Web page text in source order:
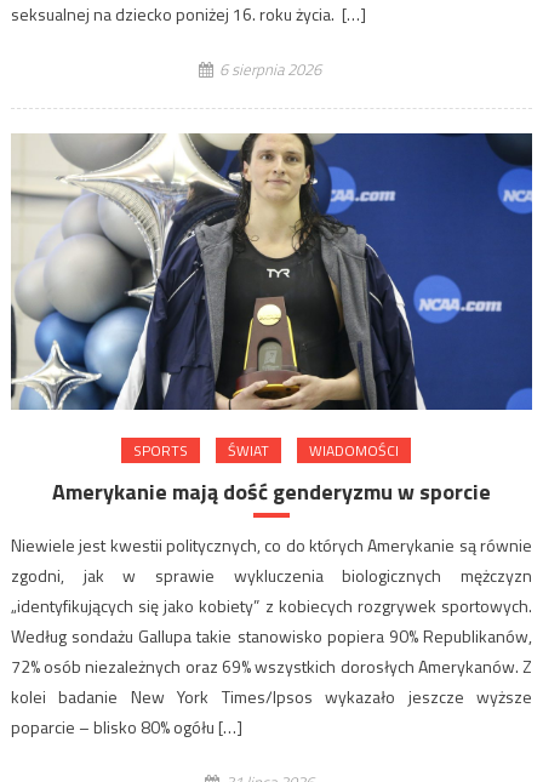
seksualnej na dziecko poniżej 16. roku życia. […]
6 sierpnia 2026
SPORTS ŚWIAT WIADOMOŚCI
Amerykanie mają dość genderyzmu w sporcie
Niewiele jest kwestii politycznych, co do których Amerykanie są równie
zgodni, jak w sprawie wykluczenia biologicznych mężczyzn
„identyfikujących się jako kobiety” z kobiecych rozgrywek sportowych.
Według sondażu Gallupa takie stanowisko popiera 90% Republikanów,
72% osób niezależnych oraz 69% wszystkich dorosłych Amerykanów. Z
kolei badanie New York Times/Ipsos wykazało jeszcze wyższe
poparcie – blisko 80% ogółu […]